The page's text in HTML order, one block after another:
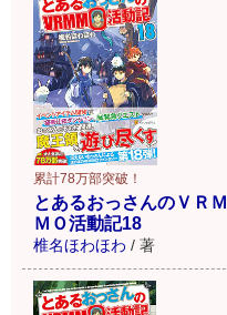
累計78万部突破！
とあるおっさんのＶＲＭ
ＭＯ活動記18
椎名ほわほわ / 著